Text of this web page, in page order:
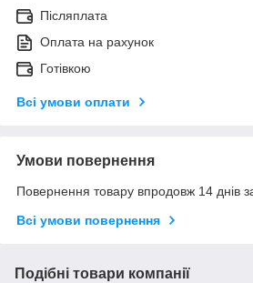
Післяплата
Оплата на рахунок
Готівкою
Всі умови оплати
Умови повернення
Повернення товару впродовж 14 днів
Всі умови повернення
Подібні товари компанії